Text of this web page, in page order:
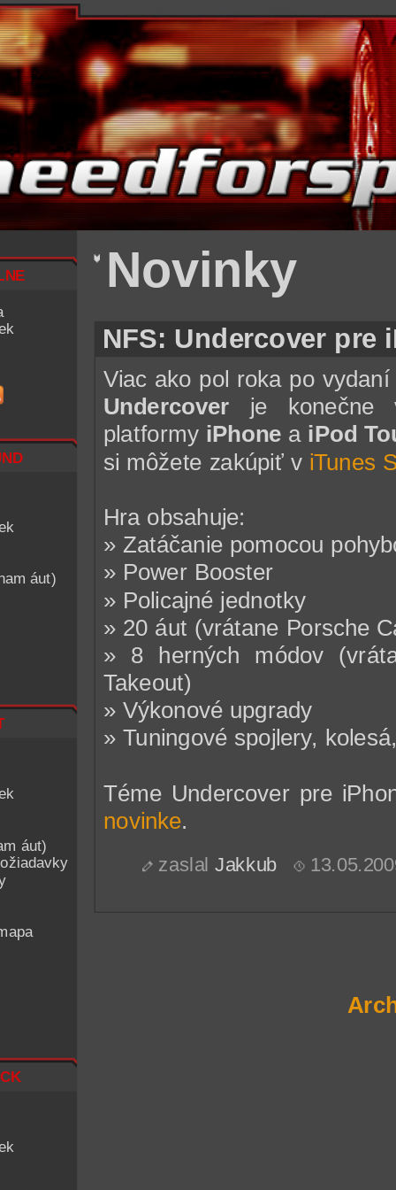
áut)
áut)
Novinky
NFS: Undercover pre
Viac ako pol roka po
Undercover je konečne
platformy iPhone a iPod
si môžete zakúpiť v iTunes
Hra obsahuje:
» Zatáčanie pomocou
» Power Booster
» Policajné jednotky
» 20 áut (vrátane Porsche
» 8 herných módov
Takeout)
» Výkonové upgrady
» Tuningové spojlery,
Téme Undercover pre
novinke.
zaslal Jakkub